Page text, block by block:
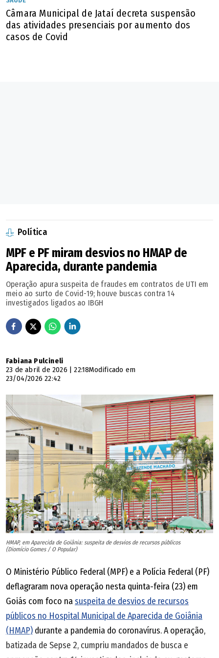
Câmara Municipal de Jataí decreta suspensão
das atividades presenciais por aumento dos
casos de Covid
Política
MPF e PF miram desvios no HMAP de
Aparecida, durante pandemia
Operação apura suspeita de fraudes em contratos de UTI em
meio ao surto de Covid-19; houve buscas contra 14
investigados ligados ao IBGH
Fabiana Pulcineli
23 de abril de 2026 | 22:18Modificado em
23/04/2026 22:42
HMAP, em Aparecida de Goiânia: suspeita de desvios de recursos públicos
(Diomício Gomes / O Popular)
O Ministério Público Federal (MPF) e a Polícia Federal (PF)
deflagraram nova operação nesta quinta-feira (23) em
Goiás com foco nasuspeita de desvios de recursos
públicos no Hospital Municipal de Aparecida de Goiânia
(HMAP) durante a pandemia do coronavírus. A operação,
batizada de Sepse 2, cumpriu mandados de busca e